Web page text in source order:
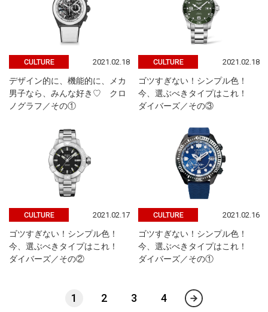
CULTURE 2021.02.18
デザイン的に、機能的に、メカ
男子なら、みんな好き♡ クロ
ノグラフ／その①
CULTURE 2021.02.18
ゴツすぎない！シンプル色！
今、選ぶべきタイプはこれ！
ダイバーズ／その③
CULTURE 2021.02.17
ゴツすぎない！シンプル色！
今、選ぶべきタイプはこれ！
ダイバーズ／その②
CULTURE 2021.02.16
ゴツすぎない！シンプル色！
今、選ぶべきタイプはこれ！
ダイバーズ／その①
1 2 3 4